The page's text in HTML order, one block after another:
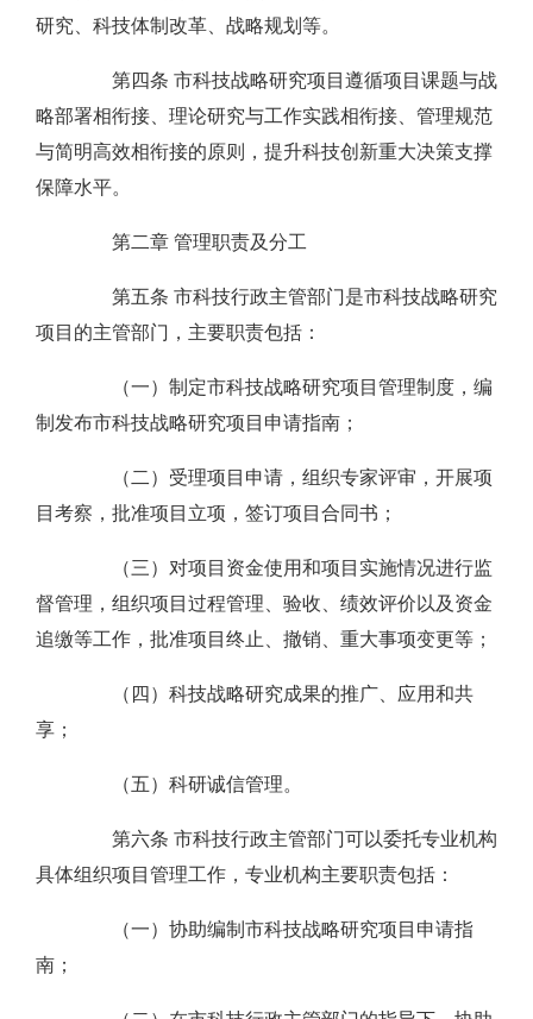
研究、科技体制改革、战略规划等。
第四条 市科技战略研究项目遵循项目课题与战
略部署相衔接、理论研究与工作实践相衔接、管理规范
与简明高效相衔接的原则，提升科技创新重大决策支撑
保障水平。
第二章 管理职责及分工
第五条 市科技行政主管部门是市科技战略研究
项目的主管部门，主要职责包括：
（一）制定市科技战略研究项目管理制度，编
制发布市科技战略研究项目申请指南；
（二）受理项目申请，组织专家评审，开展项
目考察，批准项目立项，签订项目合同书；
（三）对项目资金使用和项目实施情况进行监
督管理，组织项目过程管理、验收、绩效评价以及资金
追缴等工作，批准项目终止、撤销、重大事项变更等；
（四）科技战略研究成果的推广、应用和共
享；
（五）科研诚信管理。
第六条 市科技行政主管部门可以委托专业机构
具体组织项目管理工作，专业机构主要职责包括：
（一）协助编制市科技战略研究项目申请指
南；